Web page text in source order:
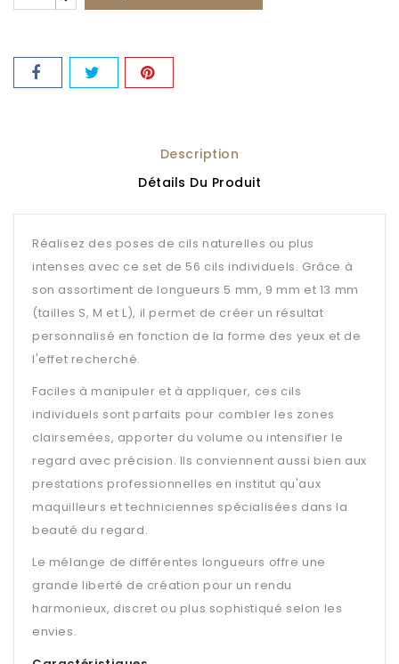
Description
Détails Du Produit
Réalisez des poses de cils naturelles ou plus
intenses avec ce set de 56 cils individuels. Grâce à
son assortiment de longueurs 5 mm, 9 mm et 13 mm
(tailles S, M et L), il permet de créer un résultat
personnalisé en fonction de la forme des yeux et de
l'effet recherché.
Faciles à manipuler et à appliquer, ces cils
individuels sont parfaits pour combler les zones
clairsemées, apporter du volume ou intensifier le
regard avec précision. Ils conviennent aussi bien aux
prestations professionnelles en institut qu'aux
maquilleurs et techniciennes spécialisées dans la
beauté du regard.
Le mélange de différentes longueurs offre une
grande liberté de création pour un rendu
harmonieux, discret ou plus sophistiqué selon les
envies.